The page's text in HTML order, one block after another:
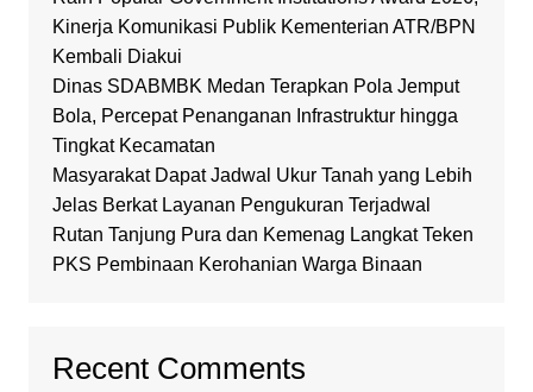
Kinerja Komunikasi Publik Kementerian ATR/BPN
Kembali Diakui
Dinas SDABMBK Medan Terapkan Pola Jemput
Bola, Percepat Penanganan Infrastruktur hingga
Tingkat Kecamatan
Masyarakat Dapat Jadwal Ukur Tanah yang Lebih
Jelas Berkat Layanan Pengukuran Terjadwal
Rutan Tanjung Pura dan Kemenag Langkat Teken
PKS Pembinaan Kerohanian Warga Binaan
Recent Comments